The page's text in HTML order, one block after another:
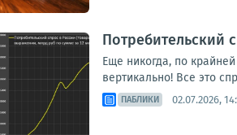
Потребительский
Еще никогда, по
вертикально! Все это
ПАБЛИКИ 02.07.2026,